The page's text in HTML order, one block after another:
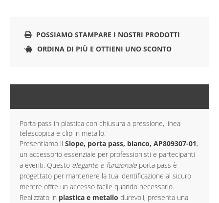
POSSIAMO STAMPARE I NOSTRI PRODOTTI
ORDINA DI PIÙ E OTTIENI UNO SCONTO
Porta pass in plastica con chiusura a pressione, linea
telescopica e clip in metallo.
Presentiamo il Slope, porta pass, bianco, AP809307-01,
un accessorio essenziale per professionisti e partecipanti
a eventi. Questo elegante e funzionale porta pass è
progettato per mantenere la tua identificazione al sicuro
mentre offre un accesso facile quando necessario.
Realizzato in plastica e metallo durevoli, presenta una